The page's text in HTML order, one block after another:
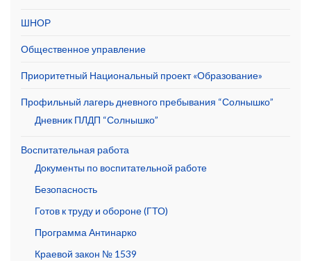
ШНОР
Общественное управление
Приоритетный Национальный проект «Образование»
Профильный лагерь дневного пребывания “Солнышко”
Дневник ПЛДП “Солнышко”
Воспитательная работа
Документы по воспитательной работе
Безопасность
Готов к труду и обороне (ГТО)
Программа Антинарко
Краевой закон № 1539